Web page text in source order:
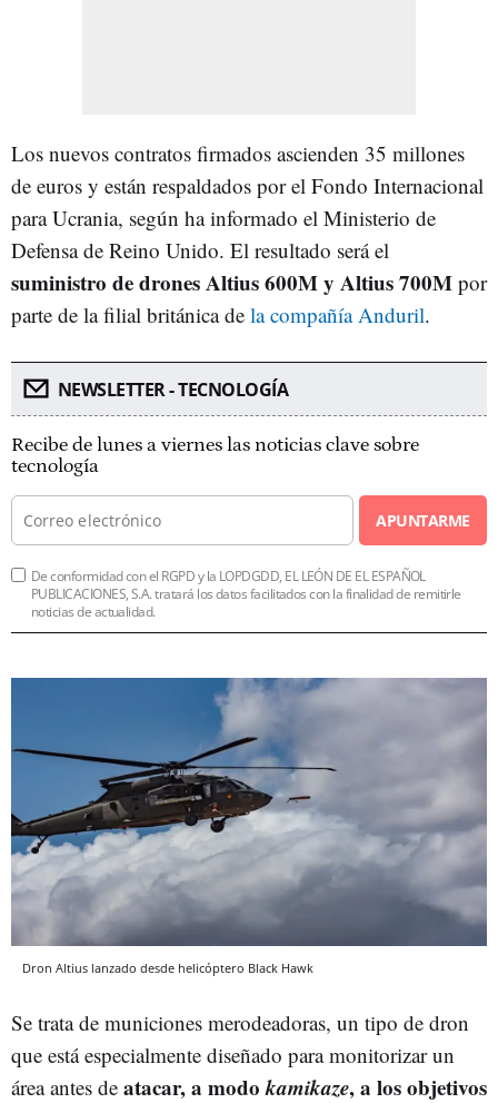
Los nuevos contratos firmados ascienden 35 millones
de euros y están respaldados por el Fondo Internacional
para Ucrania, según ha informado el Ministerio de
Defensa de Reino Unido. El resultado será el
suministro de drones Altius 600M y Altius 700M por
parte de la filial británica de la compañía Anduril.
NEWSLETTER - TECNOLOGÍA
Recibe de lunes a viernes las noticias clave sobre
tecnología
APUNTARME
De conformidad con el RGPD y la LOPDGDD, EL LEÓN DE EL ESPAÑOL
PUBLICACIONES, S.A. tratará los datos facilitados con la finalidad de remitirle
noticias de actualidad.
Dron Altius lanzado desde helicóptero Black Hawk
Se trata de municiones merodeadoras, un tipo de dron
que está especialmente diseñado para monitorizar un
área antes de atacar, a modokamikaze, a los objetivos